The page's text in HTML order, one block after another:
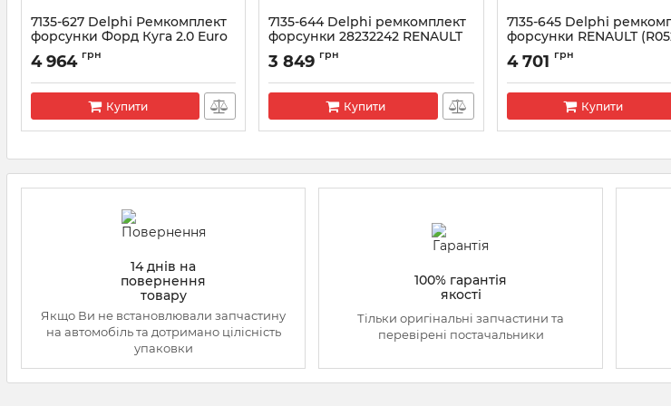
7135-627 Delphi Ремкомплект
форсунки Форд Куга 2.0 Euro
Артикул:
4 964 грн
Купити
7135-644 Delphi ремкомплект
форсунки 28232242 RENAULT
1.5DCI (28538389+L087PRD)
Артикул:
3 849 грн
Купити
7135-645 Delphi
форсунки RENAULT
(28538389+L146PBD)
Артикул:
4 701 грн
Купити
14 днів на
повернення
товару
Якщо Ви не встановлювали запчастину
на автомобіль та дотримано цілісність
упаковки
100% гарантія
якості
Тільки оригінальні запчастини та
перевірені постачальники